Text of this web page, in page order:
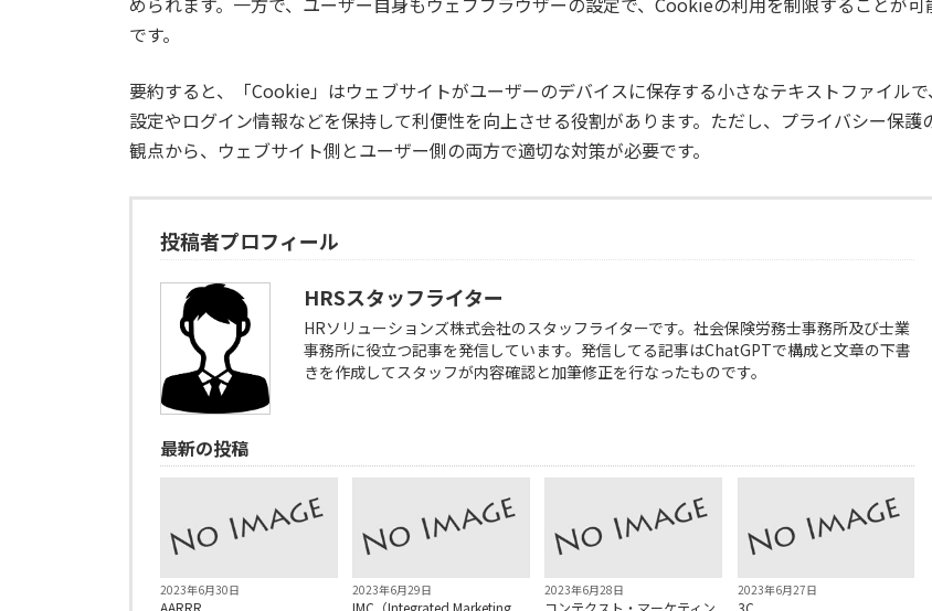
です。
要約すると、「Cookie」はウェブサイトがユーザーのデバイスに保存する小さなテキストファイルで、
設定やログイン情報などを保持して利便性を向上させる役割があります。ただし、プライバシー保護
観点から、ウェブサイト側とユーザー側の両方で適切な対策が必要です。
投稿者プロフィール
HRSスタッフライター
HRソリューションズ株式会社のスタッフライターです。社会保険労務士事務所及び士業
事務所に役立つ記事を発信しています。発信してる記事はChatGPTで構成と文章の下書
きを作成してスタッフが内容確認と加筆修正を行なったものです。
最新の投稿
2023年6月30日
AARRR
2023年6月29日
IMC（Integrated Marketing
2023年6月28日
コンテクスト・マーケティン
2023年6月27日
3C